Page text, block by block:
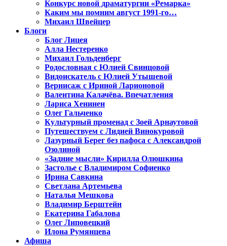
Конкурс новой драматургии «Ремарка»
Каким мы помним август 1991-го…
Михаил Швейцер
Блоги
Блог Лицея
Алла Нестеренко
Михаил Гольденберг
Родословная с Юлией Свинцовой
Видоискатель с Юлией Утышевой
Вернисаж с Ириной Ларионовой
Валентина Калачёва. Впечатления
Лариса Хенинен
Олег Гальченко
Культурный променад с Зоей Арнаутовой
Путешествуем с Лидией Винокуровой
Лазурный Берег без пафоса с Александрой
Озолиной
«Задние мысли» Кирилла Олюшкина
Застолье с Владимиром Софиенко
Ирина Савкина
Светлана Артемьева
Наталья Мешкова
Владимир Берштейн
Екатерина Габалова
Олег Липовецкий
Илона Румянцева
Афиша